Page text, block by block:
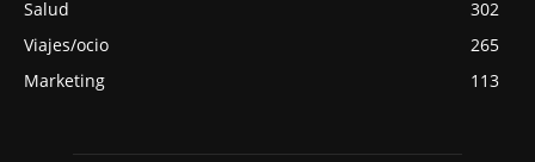
Salud
302
Viajes/ocio
265
Marketing
113